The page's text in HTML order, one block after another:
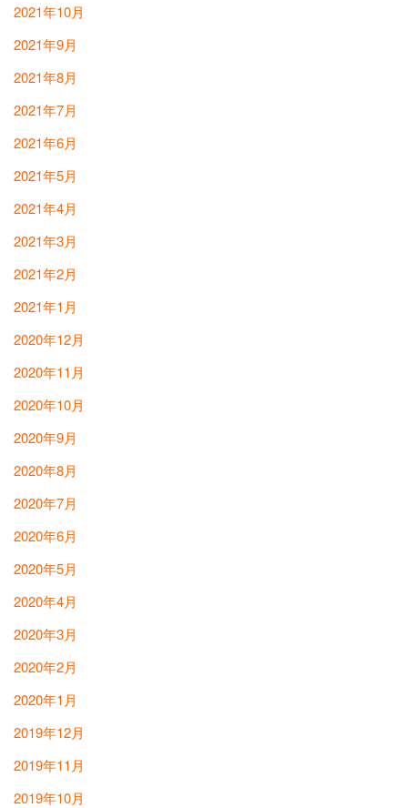
2021年10月
2021年9月
2021年8月
2021年7月
2021年6月
2021年5月
2021年4月
2021年3月
2021年2月
2021年1月
2020年12月
2020年11月
2020年10月
2020年9月
2020年8月
2020年7月
2020年6月
2020年5月
2020年4月
2020年3月
2020年2月
2020年1月
2019年12月
2019年11月
2019年10月